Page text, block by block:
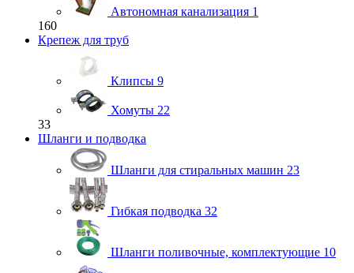
Автономная канализация 1
160
Крепеж для труб
Клипсы 9
Хомуты 22
33
Шланги и подводка
Шланги для стиральных машин 23
Гибкая подводка 32
Шланги поливочные, комплектующие 10